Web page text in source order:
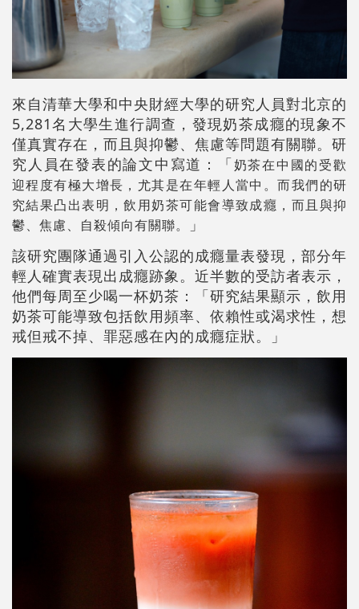
來自清華大學和中央財經大學的研究人員對北京的
5,281名大學生進行調查，發現奶茶成癮的現象不
僅真實存在，而且與抑鬱、焦慮等問題有關聯。研
究人員在發表的論文中寫道：「奶茶在中國的受歡
迎程度有極大增長，尤其是在年輕人當中。而我們的研
究結果凸出表明，飲用奶茶可能會導致成癮，而且與抑
鬱、焦慮、自殺傾向有關聯。
」
該研究團隊通過引入公認的成癮量表發現，部分年
輕人確實表現出成癮跡象。近半數的受訪者表示，
他們每周至少喝一杯奶茶：「研究結果顯示，飲用
奶茶可能導致包括飲用頻率、依賴性或渴求性，想
戒但戒不掉、罪惡感在內的成癮症狀。」